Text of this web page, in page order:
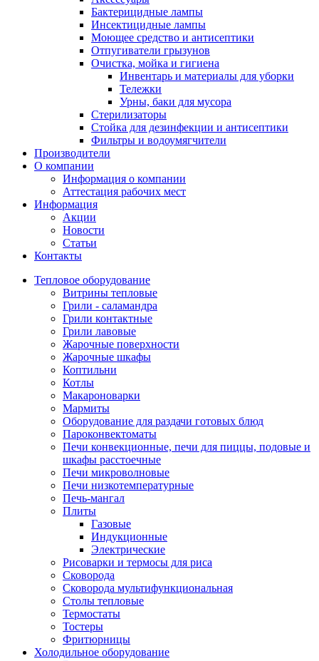
Бактерицидные лампы
Инсектицидные лампы
Моющее средство и антисептики
Отпугиватели грызунов
Очистка, мойка и гигиена
Инвентарь и материалы для уборки
Тележки
Урны, баки для мусора
Стерилизаторы
Стойка для дезинфекции и антисептики
Фильтры и водоумягчители
Производители
О компании
Информация о компании
Аттестация рабочих мест
Информация
Акции
Новости
Статьи
Контакты
Тепловое оборудование
Витрины тепловые
Грили - саламандра
Грили контактные
Грили лавовые
Жарочные поверхности
Жарочные шкафы
Коптильни
Котлы
Макароноварки
Мармиты
Оборудование для раздачи готовых блюд
Пароконвектоматы
Печи конвекционные, печи для пиццы, подовые и
шкафы расстоечные
Печи микроволновые
Печи низкотемпературные
Печь-мангал
Плиты
Газовые
Индукционные
Электрические
Рисоварки и термосы для риса
Сковорода
Сковорода мультифункциональная
Столы тепловые
Термостаты
Тостеры
Фритюрницы
Холодильное оборудование